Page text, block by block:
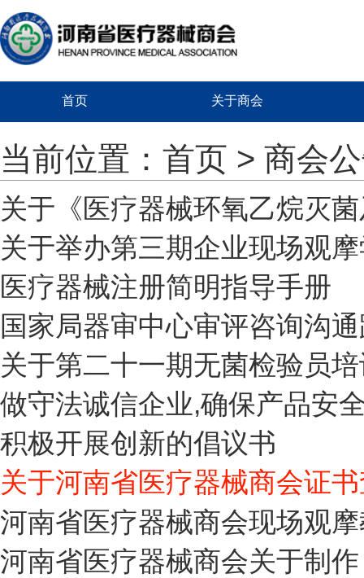
首页 关于商会
当前位置： 首页 > 商会
关于《医疗器械环氧乙烷灭
关于举办第三期企业现场观
医疗器械注册简明指导手册
国家局器审中心审评咨询沟
关于第二十一期无菌检验员
做守法诚信企业,确保产品安
积极开展创新的倡议书
关于河南省医疗器械商会证
河南省医疗器械商会现场观
河南省医疗器械商会关于制